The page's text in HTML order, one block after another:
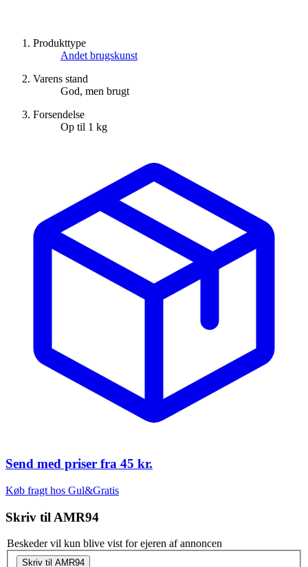
Produkttype
Andet brugskunst
Varens stand
God, men brugt
Forsendelse
Op til 1 kg
Send med priser fra 45 kr.
Køb fragt hos Gul&Gratis
Skriv til AMR94
Beskeder vil kun blive vist for ejeren af annoncen
Skriv til AMR94